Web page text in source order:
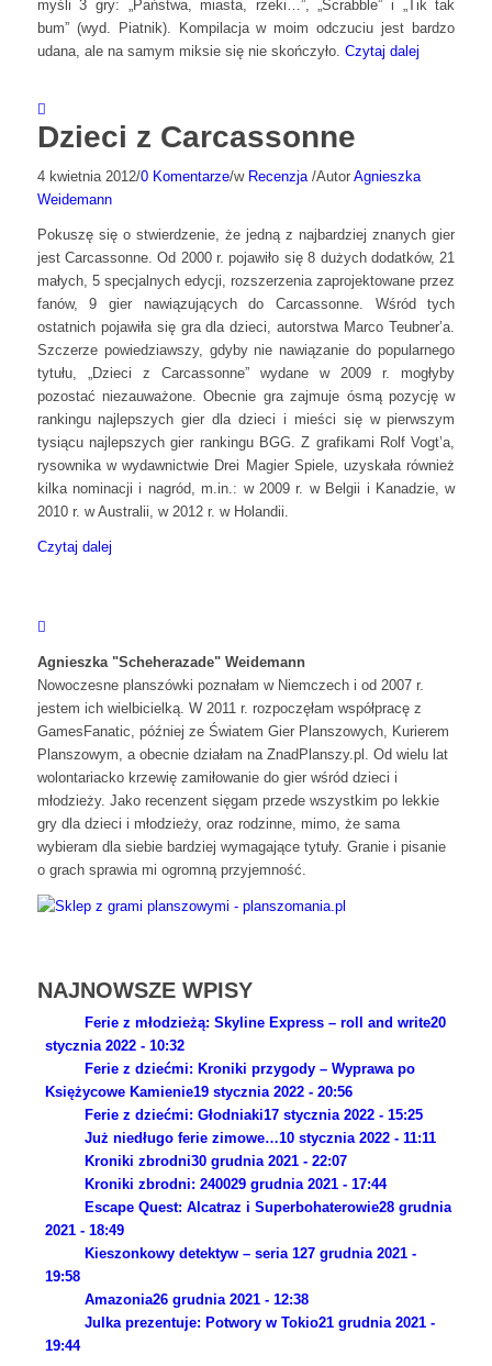
myśli 3 gry: „Państwa, miasta, rzeki…”, „Scrabble” i „Tik tak
bum” (wyd. Piatnik). Kompilacja w moim odczuciu jest bardzo
udana, ale na samym miksie się nie skończyło. Czytaj dalej
Dzieci z Carcassonne
4 kwietnia 2012/0 Komentarze/w Recenzja /Autor Agnieszka
Weidemann
Pokuszę się o stwierdzenie, że jedną z najbardziej znanych gier
jest Carcassonne. Od 2000 r. pojawiło się 8 dużych dodatków, 21
małych, 5 specjalnych edycji, rozszerzenia zaprojektowane przez
fanów, 9 gier nawiązujących do Carcassonne. Wśród tych
ostatnich pojawiła się gra dla dzieci, autorstwa Marco Teubner’a.
Szczerze powiedziawszy, gdyby nie nawiązanie do popularnego
tytułu, „Dzieci z Carcassonne” wydane w 2009 r. mogłyby
pozostać niezauważone. Obecnie gra zajmuje ósmą pozycję w
rankingu najlepszych gier dla dzieci i mieści się w pierwszym
tysiącu najlepszych gier rankingu BGG. Z grafikami Rolf Vogt’a,
rysownika w wydawnictwie Drei Magier Spiele, uzyskała również
kilka nominacji i nagród, m.in.: w 2009 r. w Belgii i Kanadzie, w
2010 r. w Australii, w 2012 r. w Holandii.
Czytaj dalej
Agnieszka "Scheherazade" Weidemann
Nowoczesne planszówki poznałam w Niemczech i od 2007 r.
jestem ich wielbicielką. W 2011 r. rozpoczęłam współpracę z
GamesFanatic, później ze Światem Gier Planszowych, Kurierem
Planszowym, a obecnie działam na ZnadPlanszy.pl. Od wielu lat
wolontariacko krzewię zamiłowanie do gier wśród dzieci i
młodzieży. Jako recenzent sięgam przede wszystkim po lekkie
gry dla dzieci i młodzieży, oraz rodzinne, mimo, że sama
wybieram dla siebie bardziej wymagające tytuły. Granie i pisanie
o grach sprawia mi ogromną przyjemność.
NAJNOWSZE WPISY
Ferie z młodzieżą: Skyline Express – roll and write20
stycznia 2022 - 10:32
Ferie z dziećmi: Kroniki przygody – Wyprawa po
Księżycowe Kamienie19 stycznia 2022 - 20:56
Ferie z dziećmi: Głodniaki17 stycznia 2022 - 15:25
Już niedługo ferie zimowe…10 stycznia 2022 - 11:11
Kroniki zbrodni30 grudnia 2021 - 22:07
Kroniki zbrodni: 240029 grudnia 2021 - 17:44
Escape Quest: Alcatraz i Superbohaterowie28 grudnia
2021 - 18:49
Kieszonkowy detektyw – seria 127 grudnia 2021 -
19:58
Amazonia26 grudnia 2021 - 12:38
Julka prezentuje: Potwory w Tokio21 grudnia 2021 -
19:44